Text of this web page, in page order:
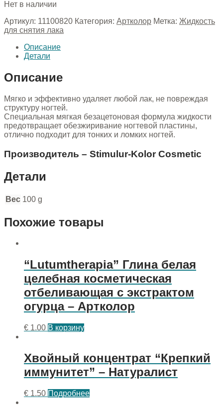
Нет в наличии
Артикул: 11100820 Категория: Артколор Метка: Жидкость
для снятия лака
Описание
Детали
Описание
Мягко и эффективно удаляет любой лак, не повреждая
структуру ногтей.
Специальная мягкая безацетоновая формула жидкости
предотвращает обезжиривание ногтевой пластины,
отлично подходит для тонких и ломких ногтей.
Производитель – Stimulur-Kolor Cosmetic
Детали
Вес 100 g
Похожие товары
“Lutumtherapia” Глина белая
целебная косметическая
отбеливающая с экстрактом
огурца – Артколор
€ 1.00 В корзину
Хвойный концентрат “Крепкий
иммунитет” – Натуралист
€ 1.50 Подробнее